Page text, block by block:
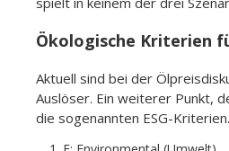
Ökologische Kriterien
Aktuell sind bei der
Auslöser. Ein weiterer Punkt,
die sogenannten ESG-